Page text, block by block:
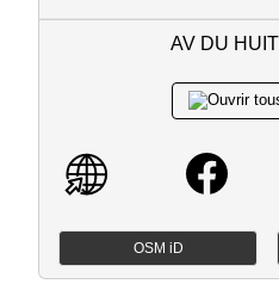
AV DU
OSM iD